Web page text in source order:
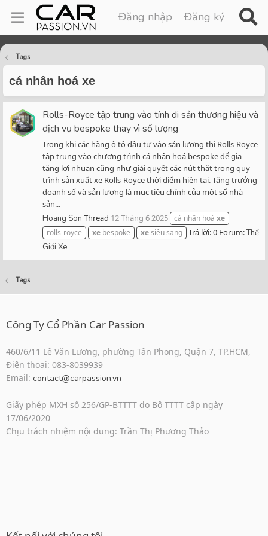
Đăng nhập Đăng ký
Tags
cá nhân hoá xe
Rolls-Royce tập trung vào tính di sản thương hiệu và
dịch vụ bespoke thay vì số lượng
Trong khi các hãng ô tô đầu tư vào sản lượng thì Rolls-Royce
tập trung vào chương trình cá nhân hoá bespoke để gia
tăng lợi nhuạn cũng như giải quyết các nút thắt trong quy
trình sản xuất xe Rolls-Royce thời điểm hiện tại. Tăng trưởng
doanh số và sản lượng là mục tiêu chính của một số nhà
sản...
Hoang Son Thread 12 Tháng 6 2025 cá nhân hoá xe
rolls-royce
xe bespoke xesiêu sang Trả lời: 0 Forum:Thế
Giới Xe
Tags
Công Ty Cổ Phần Car Passion
460/6/11 Lê Văn Lương, phường Tân Phong, Quận 7, TP.HCM,
Điện thoại: 083-8039939
Email: contact@carpassion.vn
Giấy phép MXH số 256/GP-BTTTT do Bộ TTTT cấp ngày
17/06/2020
Chịu trách nhiệm nội dung: Trần Thị Phương Thảo